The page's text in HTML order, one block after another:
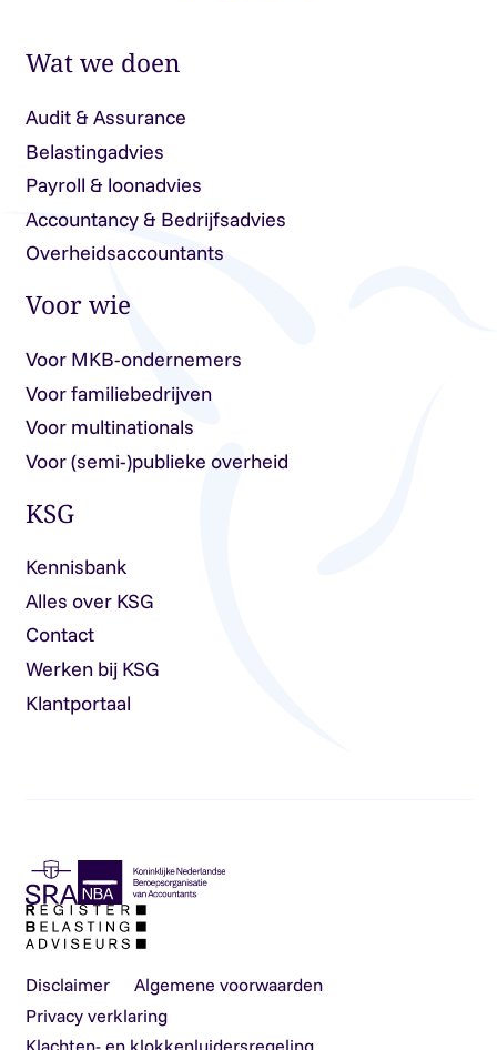
Wat we doen
Audit & Assurance
Belastingadvies
Payroll & loonadvies
Accountancy & Bedrijfsadvies
Overheidsaccountants
Voor wie
Voor MKB-ondernemers
Voor familiebedrijven
Voor multinationals
Voor (semi-)publieke overheid
KSG
Kennisbank
Alles over KSG
Contact
Werken bij KSG
Klantportaal
Disclaimer
Algemene voorwaarden
Privacy verklaring